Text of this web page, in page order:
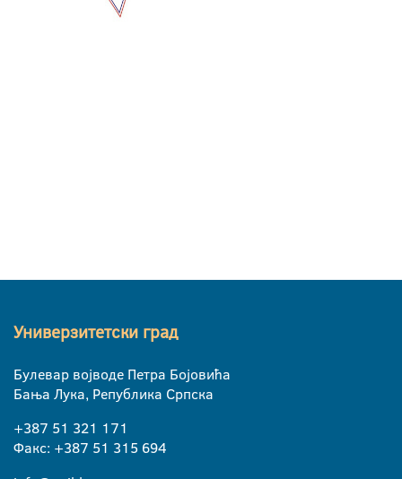
Универзитетски град
Булевар војводе Петра Бојовића
Бања Лука, Република Српска
+387 51 321 171
Факс: +387 51 315 694